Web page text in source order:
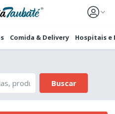
Comida & Delivery Hospitais e
Buscar